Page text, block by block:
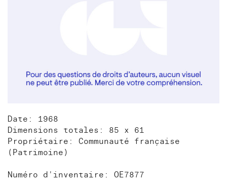
Date: 1968
Dimensions totales: 85 x 61
Propriétaire: Communauté française
(Patrimoine)
Numéro d'inventaire: OE7877